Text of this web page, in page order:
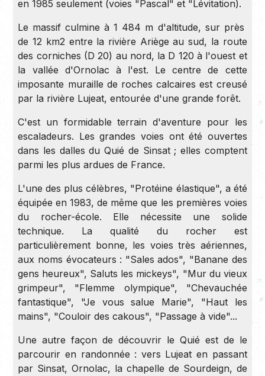
en 1985 seulement (voies "Pascal" et "Lévitation).
Le massif culmine à 1 484 m d'altitude, sur près
de 12 km2 entre la rivière Ariège au sud, la route
des corniches (D 20) au nord, la D 120 à l'ouest et
la vallée d'Ornolac à l'est. Le centre de cette
imposante muraille de roches calcaires est creusé
par la rivière Lujeat, entourée d'une grande forêt.
C'est un formidable terrain d'aventure pour les
escaladeurs. Les grandes voies ont été ouvertes
dans les dalles du Quié de Sinsat ; elles comptent
parmi les plus ardues de France.
L'une des plus célèbres, "Protéine élastique", a été
équipée en 1983, de même que les premières voies
du rocher-école. Elle nécessite une solide
technique. La qualité du rocher est
particulièrement bonne, les voies très aériennes,
aux noms évocateurs : "Sales ados", "Banane des
gens heureux", Saluts les mickeys", "Mur du vieux
grimpeur", "Flemme olympique", "Chevauchée
fantastique", "Je vous salue Marie", "Haut les
mains", "Couloir des cakous", "Passage à vide"...
Une autre façon de découvrir le Quié est de le
parcourir en randonnée : vers Lujeat en passant
par Sinsat, Ornolac, la chapelle de Sourdeign, de